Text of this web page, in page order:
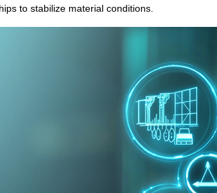
to stabilize material conditions.